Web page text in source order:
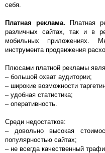
себя.
Платная реклама. Платная
различных сайтах, так и в
мобильных приложениях.
инструмента продвижения
Плюсами платной рекламы
– большой охват аудитории;
– широкие возможности
– удобная статистика;
– оперативность.
Среди недостатков:
– довольно высокая
популярностью сайтах;
– не всегда качественный